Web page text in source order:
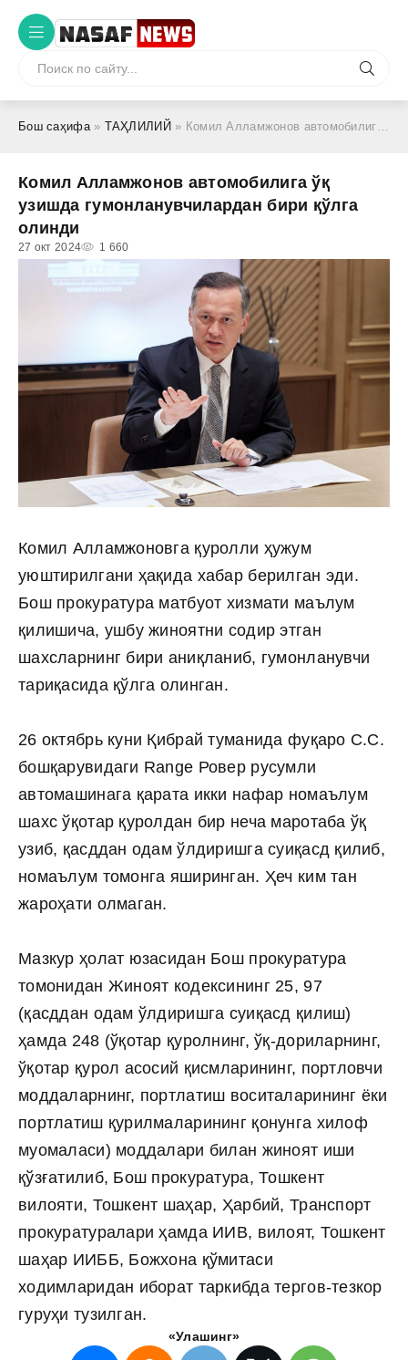
Бош саҳифа» ТАҲЛИЛИЙ » Комил Алламжонов автомобилига ўқ узишда гумонланувчилардан бири қўлга олинди
Комил Алламжонов автомобилига ўқ
узишда гумонланувчилардан бири қўлга
олинди
27 окт 2024 1 660
Комил Алламжоновга қуролли ҳужум
уюштирилгани ҳақида хабар берилган эди.
Бош прокуратура матбуот хизмати маълум
қилишича, ушбу жиноятни содир этган
шахсларнинг бири аниқланиб, гумонланувчи
тариқасида қўлга олинган.
26 октябрь куни Қибрай туманида фуқаро С.С.
бошқарувидаги Range Ровер русумли
автомашинага қарата икки нафар номаълум
шахс ўқотар қуролдан бир неча маротаба ўқ
узиб, қасддан одам ўлдиришга суиқасд қилиб,
номаълум томонга яширинган. Ҳеч ким тан
жароҳати олмаган.
Мазкур ҳолат юзасидан Бош прокуратура
томонидан Жиноят кодексининг 25, 97
(қасддан одам ўлдиришга суиқасд қилиш)
ҳамда 248 (ўқотар қуролнинг, ўқ-дориларнинг,
ўқотар қурол асосий қисмларининг, портловчи
моддаларнинг, портлатиш воситаларининг ёки
портлатиш қурилмаларининг қонунга хилоф
муомаласи) моддалари билан жиноят иши
қўзғатилиб, Бош прокуратура, Тошкент
вилояти, Тошкент шаҳар, Ҳарбий, Транспорт
прокуратуралари ҳамда ИИВ, вилоят, Тошкент
шаҳар ИИББ, Божхона қўмитаси
ходимларидан иборат таркибда тергов-тезкор
гуруҳи тузилган.
«Улашинг»